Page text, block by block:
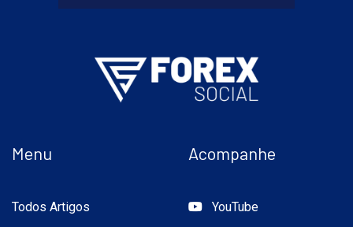
Menu
Todos Artigos
Acompanhe
YouTube